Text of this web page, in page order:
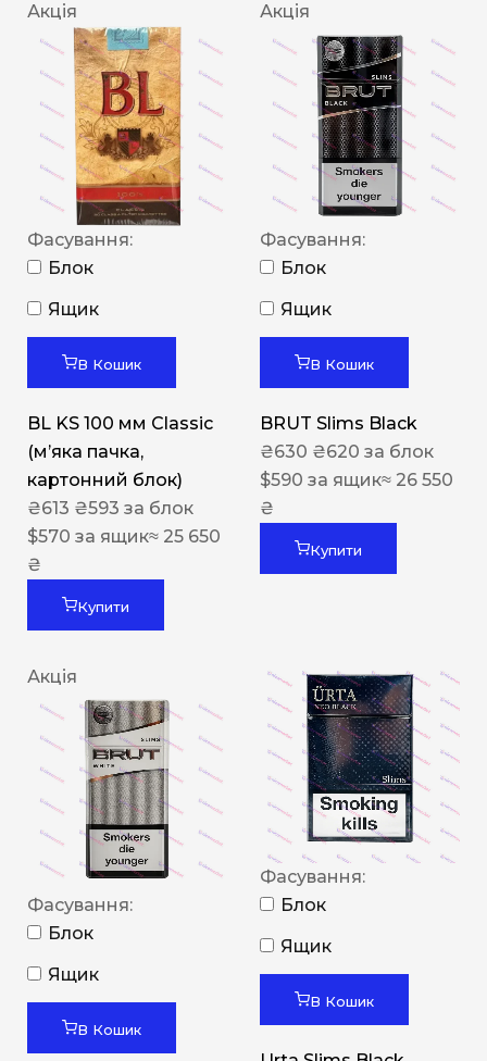
Акція
Фасування:
Блок
Ящик
В Кошик
BL KS 100 мм Classic
(м’яка пачка,
картонний блок)
₴613 ₴593 за блок
$570 за ящик≈ 25 650
₴
Купити
Акція
Фасування:
Блок
Ящик
В Кошик
BRUT Slims Black
₴630 ₴620 за блок
$590 за ящик≈ 26 550
₴
Купити
Акція
Фасування:
Блок
Ящик
В Кошик
Фасування:
Блок
Ящик
В Кошик